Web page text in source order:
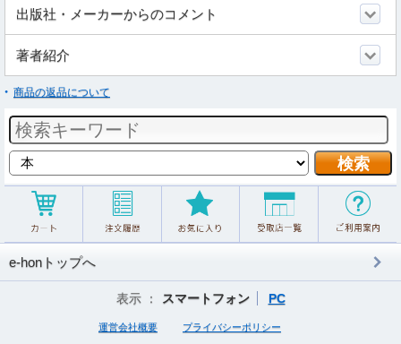
出版社・メーカーからのコメント
著者紹介
商品の返品について
e-honトップへ
表示 ： スマートフォン PC
運営会社概要 プライバシーポリシー